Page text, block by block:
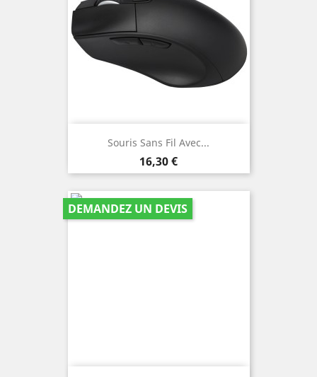
Souris Sans Fil Avec...
Prix
16,30 €
DEMANDEZ UN DEVIS